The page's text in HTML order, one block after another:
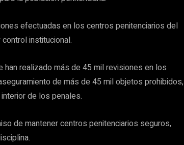
efectuadas en los centros penitenciarios del
institucional.
han realizado más de 45 mil revisiones en los
de más de 45 mil objetos prohibidos,
de los penales.
de mantener centros penitenciarios seguros,